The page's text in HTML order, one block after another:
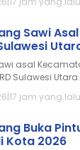
Sawi
asal
Sulawesi
|17 jam yang lalu
Buka
Kota 2026